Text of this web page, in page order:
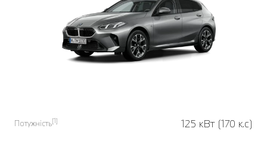
Потужність[1] 125 кВт (170 к.с)